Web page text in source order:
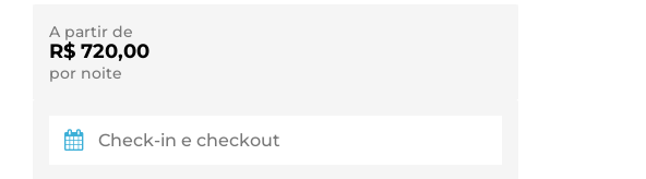
A partir de
R$ 720,00
por noite